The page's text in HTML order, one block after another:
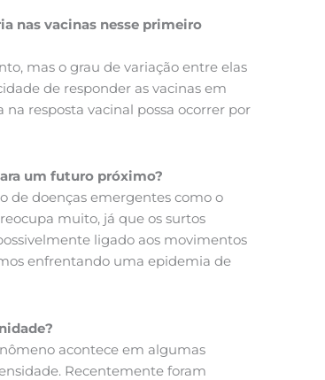
nas vacinas nesse primeiro
mas o grau de variação entre elas
de responder as vacinas em
resposta vacinal possa ocorrer por
um futuro próximo?
de doenças emergentes como o
muito, já que os surtos
ligado aos movimentos
enfrentando uma epidemia de
acontece em algumas
Recentemente foram